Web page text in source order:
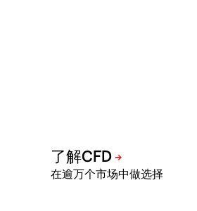
在逾万个市场中做选择